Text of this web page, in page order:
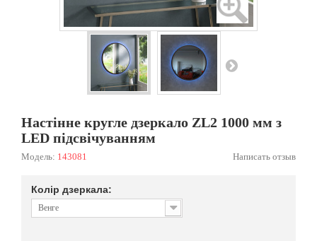
Настінне кругле дзеркало ZL2 1000 мм з
LED підсвічуванням
Модель: 143081 Написать отзыв
Колір дзеркала:
Венге